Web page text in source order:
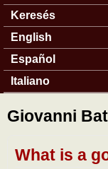
Keresés
English
Español
Italiano
Giovanni
What is a